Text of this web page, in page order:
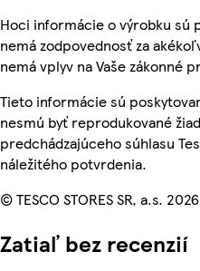
Hoci informácie o výrobku sú
nemá zodpovednosť za
nemá vplyv na Vaše zákonné
Tieto informácie sú
nesmú byť reprodukované
predchádzajúceho súhlasu
náležitého potvrdenia.
© TESCO STORES SR, a.s. 2026
Zatiaľ bez recenzií